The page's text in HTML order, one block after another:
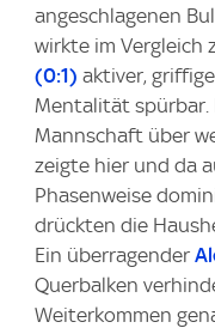
angeschlagenen
wirkte im Vergleich
(0:1) aktiver,
Mentalität spürbar.
Mannschaft über
zeigte hier und da
Phasenweise
drückten die
Ein überragender
Querbalken
Weiterkommen